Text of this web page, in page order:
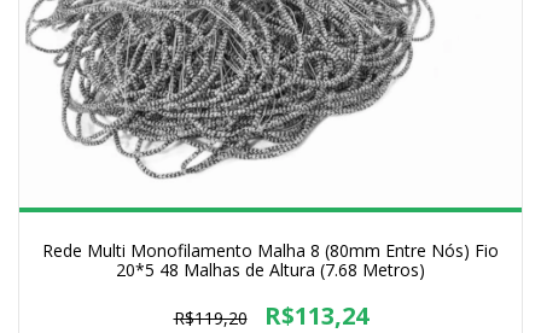
Rede Multi Monofilamento Malha 8 (80mm Entre Nós) Fio
20*5 48 Malhas de Altura (7.68 Metros)
R$119,20 R$113,24